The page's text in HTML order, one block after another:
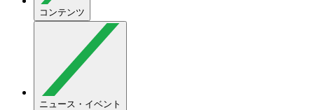
コンテンツ
ニュース・イベント